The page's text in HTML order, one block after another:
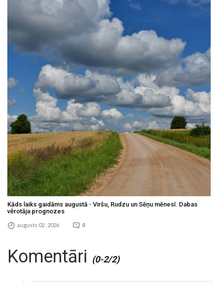
Kāds laiks gaidāms augustā - Viršu, Rudzu un Sēņu mēnesī. Dabas
vērotāja prognozes
augusts 02 , 2026 0
Komentāri (0-2/2)